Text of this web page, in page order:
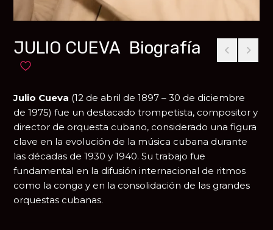
JULIO CUEVA Biografía
Añadir a favoritos
Julio Cueva (12 de abril de 1897 – 30 de diciembre
de 1975) fue un destacado trompetista, compositor y
director de orquesta cubano, considerado una figura
clave en la evolución de la música cubana durante
las décadas de 1930 y 1940. Su trabajo fue
fundamental en la difusión internacional de ritmos
como la conga y en la consolidación de las grandes
orquestas cubanas.